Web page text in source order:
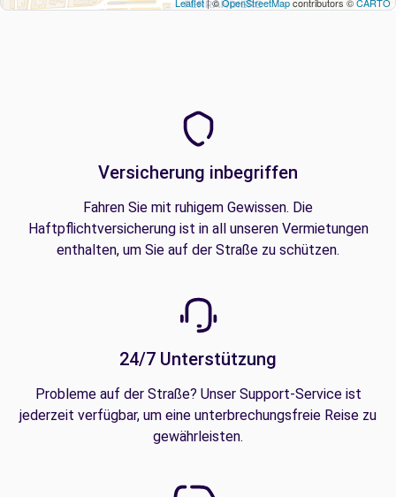
Versicherung inbegriffen
Fahren Sie mit ruhigem Gewissen. Die
Haftpflichtversicherung ist in all unseren Vermietungen
enthalten, um Sie auf der Straße zu schützen.
24/7 Unterstützung
Probleme auf der Straße? Unser Support-Service ist
jederzeit verfügbar, um eine unterbrechungsfreie Reise zu
gewährleisten.